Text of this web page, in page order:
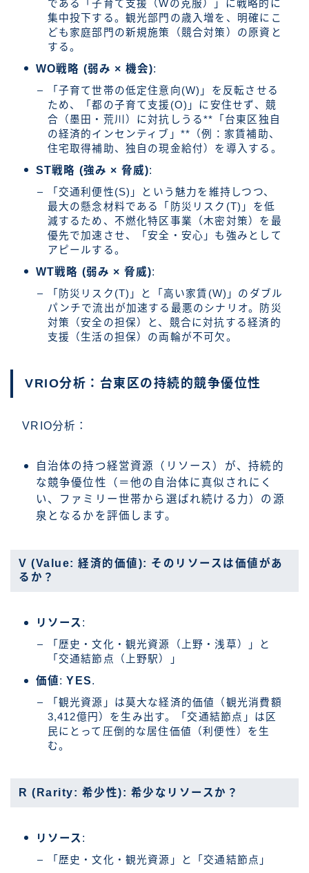
である「子育て支援（Wの克服）」に戦略的に
集中投下する。観光部門の歳入増を、明確にこ
ども家庭部門の新規施策（競合対策）の原資と
する。
WO戦略 (弱み × 機会):
「子育て世帯の低定住意向(W)」を反転させる
ため、「都の子育て支援(O)」に安住せず、競
合（墨田・荒川）に対抗しうる**「台東区独自
の経済的インセンティブ」**（例：家賃補助、
住宅取得補助、独自の現金給付）を導入する。
ST戦略 (強み × 脅威):
「交通利便性(S)」という魅力を維持しつつ、
最大の懸念材料である「防災リスク(T)」を低
減するため、不燃化特区事業（木密対策）を最
優先で加速させ、「安全・安心」も強みとして
アピールする。
WT戦略 (弱み × 脅威):
「防災リスク(T)」と「高い家賃(W)」のダブル
パンチで流出が加速する最悪のシナリオ。防災
対策（安全の担保）と、競合に対抗する経済的
支援（生活の担保）の両輪が不可欠。
VRIO分析：台東区の持続的競争優位性
VRIO分析：
自治体の持つ経営資源（リソース）が、持続的
な競争優位性（＝他の自治体に真似されにく
い、ファミリー世帯から選ばれ続ける力）の源
泉となるかを評価します。
V (Value: 経済的価値): そのリソースは価値があ
るか？
リソース :
「歴史・文化・観光資源（上野・浅草）」と
「交通結節点（上野駅）」
価値:YES.
「観光資源」は莫大な経済的価値（観光消費額
3,412億円）を生み出す。「交通結節点」は区
民にとって圧倒的な居住価値（利便性）を生
む。
R (Rarity: 希少性): 希少なリソースか？
リソース :
「歴史・文化・観光資源」と「交通結節点」